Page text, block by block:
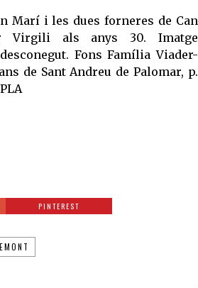
Marí i les dues forneres de Can
Virgili als anys 30. Imatge
Fons Família Viader-
de Sant Andreu de Palomar, p.
PINTEREST